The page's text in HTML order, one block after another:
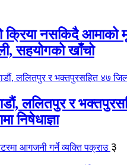
क्रिया नसकिदै आमाको
सहयोगको खाँचो
ललितपुर र
निषेधाज्ञा
३